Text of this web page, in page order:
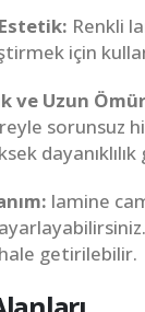
Renkli
için
ve Uzun
sorunsuz
lamine
getirilebilir.